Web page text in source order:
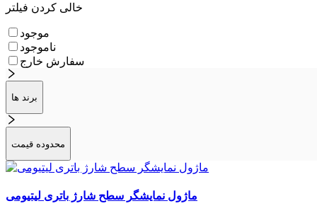
خالی کردن فیلتر
موجود
ناموجود
سفارش خارج
برند ها
محدوده قیمت
ماژول نمایشگر سطح شارژ باتری لیتیومی